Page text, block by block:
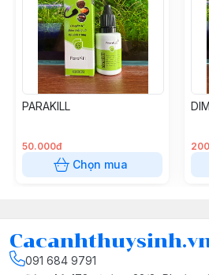
PARAKILL
50.000đ
Chọn mua
091 684 9791